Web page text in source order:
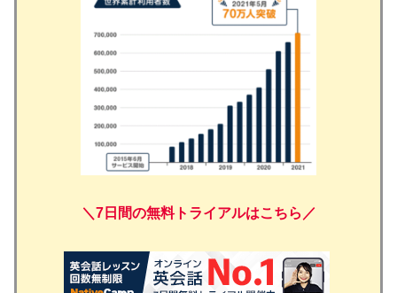
＼7日間の無料トライアルはこちら／